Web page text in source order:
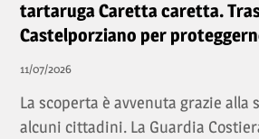
tartaruga Caretta caretta.
Castelporziano per
11/07/2026
La scoperta è avvenuta grazie alla
alcuni cittadini. La Guardia